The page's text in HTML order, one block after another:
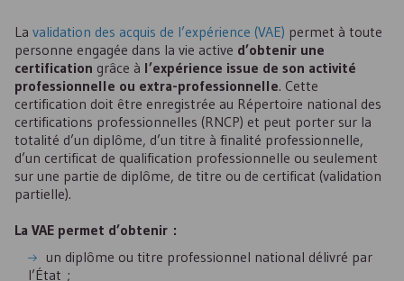
La validation des acquis de l’expérience (VAE) permet à toute
personne engagée dans la vie active d’obtenir une
certification grâce à l’expérience issue de son activité
professionnelle ou extra-professionnelle. Cette
certification doit être enregistrée au Répertoire national des
certifications professionnelles (RNCP) et peut porter sur la
totalité d’un diplôme, d’un titre à finalité professionnelle,
d’un certificat de qualification professionnelle ou seulement
sur une partie de diplôme, de titre ou de certificat (validation
partielle).
La VAE permet d’obtenir :
un diplôme ou titre professionnel national délivré par
l’État ;